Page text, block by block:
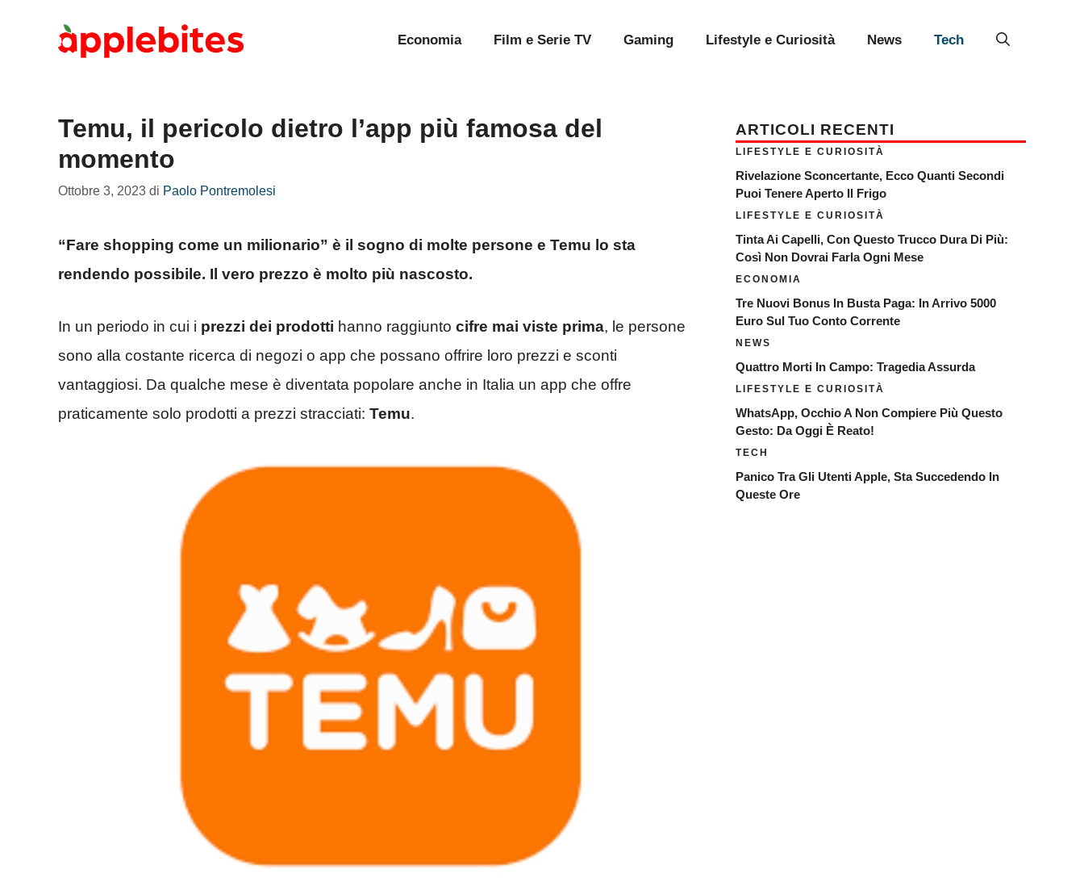
Economia Film e Serie TV Gaming Lifestyle e Curiosità News Tech
Temu, il pericolo dietro l’app più famosa del
momento
Ottobre 3, 2023 di Paolo Pontremolesi
“Fare shopping come un milionario” è il sogno di molte persone e Temu lo sta
rendendo possibile. Il vero prezzo è molto più nascosto.
In un periodo in cui i prezzi dei prodotti hanno raggiunto cifre mai viste prima, le persone
sono alla costante ricerca di negozi o app che possano offrire loro prezzi e sconti
vantaggiosi. Da qualche mese è diventata popolare anche in Italia un app che offre
praticamente solo prodotti a prezzi stracciati: Temu.
ARTICOLI RECENTI
LIFESTYLE E CURIOSITÀ
Rivelazione Sconcertante, Ecco Quanti Secondi
Puoi Tenere Aperto Il Frigo
LIFESTYLE E CURIOSITÀ
Tinta Ai Capelli, Con Questo Trucco Dura Di Più:
Così Non Dovrai Farla Ogni Mese
ECONOMIA
Tre Nuovi Bonus In Busta Paga: In Arrivo 5000
Euro Sul Tuo Conto Corrente
NEWS
Quattro Morti In Campo: Tragedia Assurda
LIFESTYLE E CURIOSITÀ
WhatsApp, Occhio A Non Compiere Più Questo
Gesto: Da Oggi È Reato!
TECH
Panico Tra Gli Utenti Apple, Sta Succedendo In
Queste Ore